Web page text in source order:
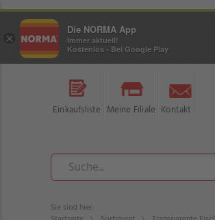
Einkaufsliste Meine Filiale Kontakt
Sie sind hier:
×
Die NORMA App
Immer aktuell!
Kostenlos - Bei Google Play